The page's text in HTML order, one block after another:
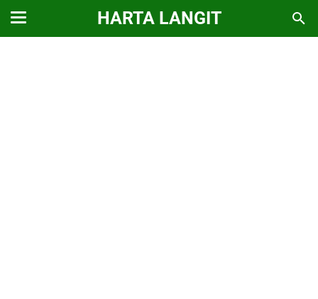
HARTA LANGIT